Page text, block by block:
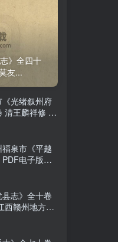
》全四十
友...
光绪叙州府
清王麟祥修 邱
版地方志下
泉市《平越
电子版地
志》全十卷
西赣州地方志
》全四十
友...
光绪叙州府
清王麟祥修 邱
版地方志下
泉市《平越
电子版地
志》全十卷
西赣州地方志